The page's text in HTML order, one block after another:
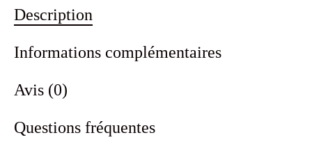
Description
Informations complémentaires
Avis (0)
Questions fréquentes